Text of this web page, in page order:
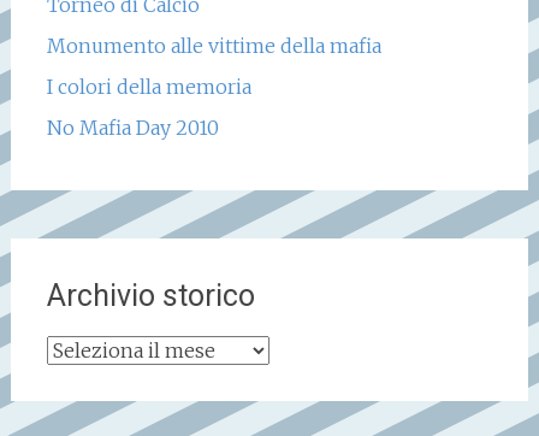
Torneo di Calcio
Monumento alle vittime della mafia
I colori della memoria
No Mafia Day 2010
Archivio storico
Archivio